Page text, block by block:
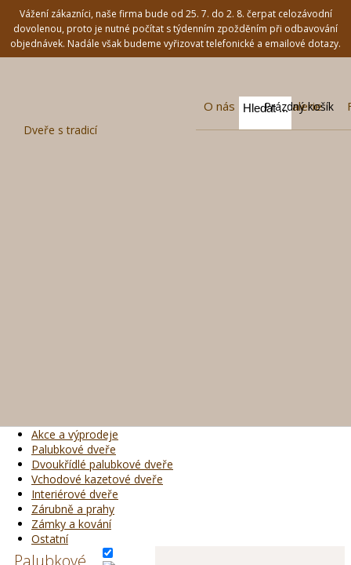
Vážení zákazníci, naše firma bude od 25. 7. do 2. 8. čerpat celozávodní
dovolenou, proto je nutné počítat s týdenním zpožděním při odbavování
objednávek. Nadále však budeme vyřizovat telefonické a emailové dotazy.
Dveře s tradicí
O nás Fotogalerie
Prázdný košík
Akce a výprodeje
Palubkové dveře
Dvoukřídlé palubkové dveře
Vchodové kazetové dveře
Interiérové dveře
Zárubně a prahy
Zámky a kování
Ostatní
Palubkové